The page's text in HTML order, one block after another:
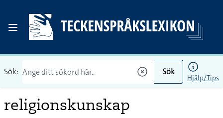
Sök: Sök
Hjälp/Tips
religionskunskap